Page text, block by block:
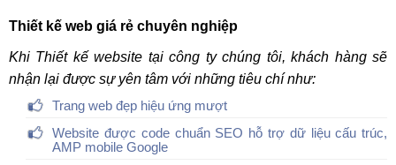
Thiết kế web giá rẻ chuyên nghiệp
Khi Thiết kế website tại công ty chúng tôi, khách hàng sẽ
nhận lại được sự yên tâm với những tiêu chí như:
Trang web đẹp hiệu ứng mượt
Website được code chuẩn SEO hỗ trợ dữ liệu cấu trúc,
AMP mobile Google